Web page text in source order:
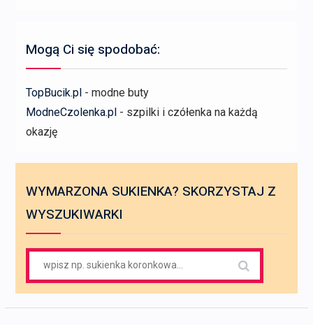
Mogą Ci się spodobać:
TopBucik.pl- modne buty
ModneCzolenka.pl- szpilki i czółenka na każdą
okazję
WYMARZONA SUKIENKA? SKORZYSTAJ Z
WYSZUKIWARKI